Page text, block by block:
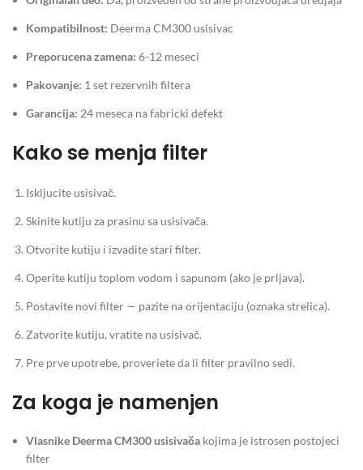
Kompatibilnost: Deerma CM300 usisivac
Preporucena zamena: 6-12 meseci
Pakovanje: 1 set rezervnih filtera
Garancija: 24 meseca na fabricki defekt
Kako se menja filter
Iskljucite usisivač.
Skinite kutiju za prasinu sa usisivača.
Otvorite kutiju i izvadite stari filter.
Operite kutiju toplom vodom i sapunom (ako je prljava).
Postavite novi filter — pazite na orijentaciju (oznaka strelica).
Zatvorite kutiju, vratite na usisivač.
Pre prve upotrebe, proveriete da li filter pravilno sedi.
Za koga je namenjen
Vlasnike Deerma CM300 usisivača kojima je istrosen postojeci
filter